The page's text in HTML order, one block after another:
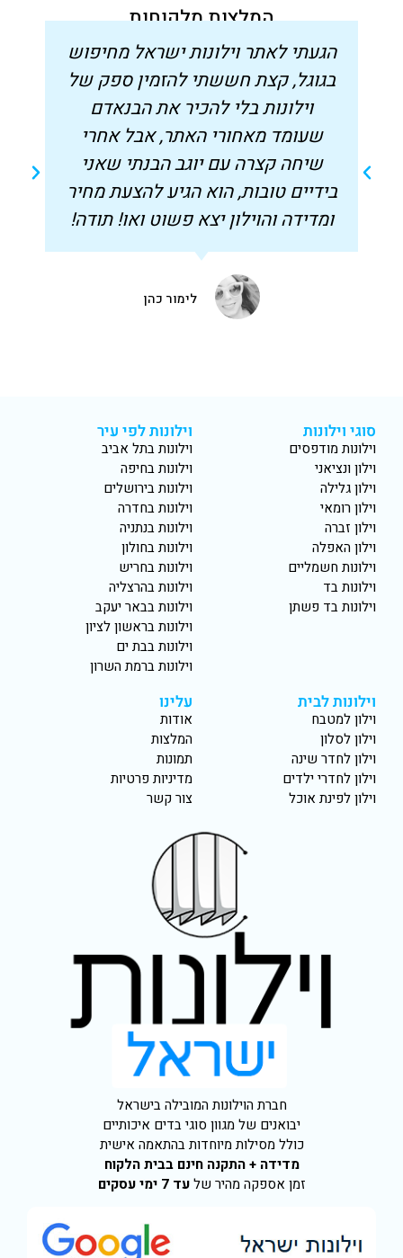
המלצות מלקוחות
הגעתי לאתר וילונות ישראל מחיפוש
בגוגל, קצת חששתי להזמין ספק של
וילונות בלי להכיר את הבנאדם
שעומד מאחורי האתר, אבל אחרי
שיחה קצרה עם יוגב הבנתי שאני
בידיים טובות, הוא הגיע להצעת מחיר
ומדידה והוילון יצא פשוט ואו! תודה!
לימור כהן
סוגי וילונות
וילונות מודפסים
וילון ונציאני
וילון גלילה
וילון רומאי
וילון זברה
וילון האפלה
וילונות חשמליים
וילונות בד
וילונות בד פשתן
וילונות לפי עיר
וילונות בתל אביב
וילונות בחיפה
וילונות בירושלים
וילונות בחדרה
וילונות בנתניה
וילונות בחולון
וילונות בחריש
וילונות בהרצליה
וילונות בבאר יעקב
וילונות בראשון לציון
וילונות בבת ים
וילונות ברמת השרון
וילונות לבית
וילון למטבח
וילון לסלון
וילון לחדר שינה
וילון לחדרי ילדים
וילון לפינת אוכל
עלינו
אודות
המלצות
תמונות
מדיניות פרטיות
צור קשר
חברת הוילונות המובילה בישראל
יבואנים של מגוון סוגי בדים איכותיים
כולל מסילות מיוחדות בהתאמה אישית
מדידה + התקנה חינם בבית הלקוח
זמן אספקה מהיר שלעד 7 ימי עסקים